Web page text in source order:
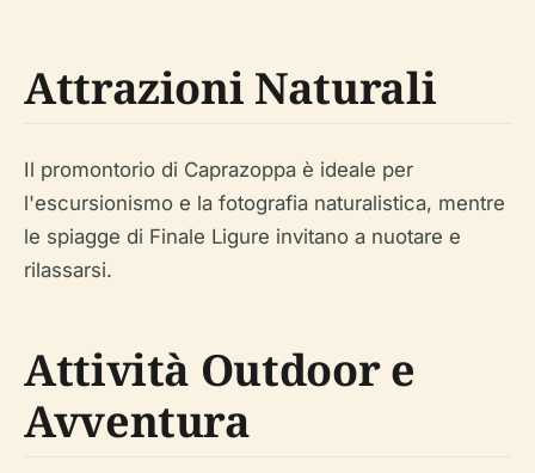
Attrazioni Naturali
Il promontorio di Caprazoppa è ideale per
l'escursionismo e la fotografia naturalistica, mentre
le spiagge di Finale Ligure invitano a nuotare e
rilassarsi.
Attività Outdoor e
Avventura